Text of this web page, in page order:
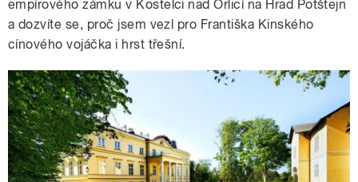
empírového zámku v Kostelci nad Orlicí na Hrad Potštejn
a dozvíte se, proč jsem vezl pro Františka Kinského
cínového vojáčka i hrst třešní.